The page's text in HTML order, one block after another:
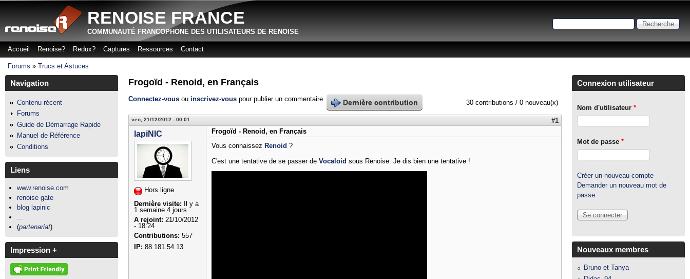
RENOISE FRANCE
COMMUNAUTÉ FRANCOPHONE DES UTILISATEURS DE RENOISE
Formulaire de recherche
Recherche
Menu principal
Accueil Renoise? Redux? Captures Ressources Contact
Vous êtes ici
Forums » Trucs et Astuces
Frogoïd - Renoid, en Français
30 contributions / 0 nouveau(x)
Connectez-vous ou inscrivez-vous pour publier un commentaire Dernière contribution
ven, 21/12/2012 - 00:01 #1
lapiNIC
Hors ligne
Dernière visite: Il y a
1 semaine 4 jours
A rejoint: 21/10/2012
- 18:24
Contributions: 557
IP: 88.181.54.13
Frogoïd - Renoid, en Français
Vous connaissez Renoid ?
C'est une tentative de se passer de Vocaloid sous Renoise. Je dis bien une tentative !
Navigation
Contenu récent
Forums
Guide de Démarrage Rapide
Manuel de Référence
Conditions
Liens
www.renoise.com
renoise gate
blog lapinic
(partenariat)
Impression +
Connexion utilisateur
Nom d'utilisateur *
Mot de passe *
Créer un nouveau compte
Demander un nouveau mot de
passe
Nouveaux membres
Bruno et Tanya